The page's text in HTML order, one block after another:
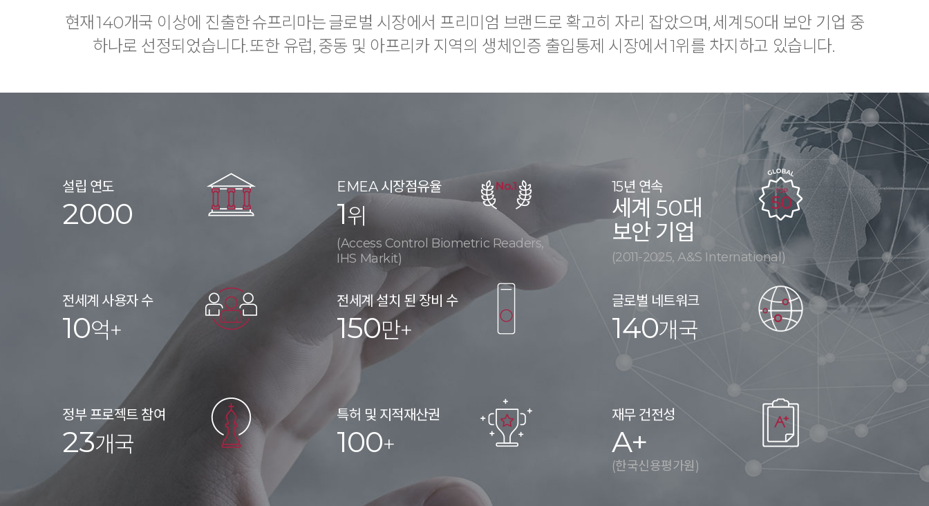
현재 140개국 이상에 진출한 슈프리마는 글로벌 시장에서 프리미엄 브랜드로 확고히 자리 잡았으며, 세계 50대 보안 기업 중
하나로 선정되었습니다. 또한 유럽, 중동 및 아프리카 지역의 생체인증 출입통제 시장에서 1위를 차지하고 있습니다.
설립 연도
2000
EMEA 시장점유율
1위
(Access Control Biometric Readers,
IHS Markit)
15년 연속
세계 50대
보안 기업
(2011-2025, A&S International)
전세계 사용자 수
10억+
전세계 설치 된 장비 수
150만+
글로벌 네트워크
140개국
정부 프로젝트 참여
23개국
특허 및 지적재산권
100+
재무 건전성
A+
(한국신용평가원)